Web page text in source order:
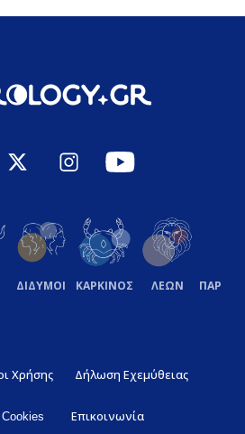
ΔΙΔΥΜΟΙ ΚΑΡΚΙΝΟΣ ΛΕΩΝ
Χρήσης Δήλωση Εχεμύθειας
Cookies Επικοινωνία